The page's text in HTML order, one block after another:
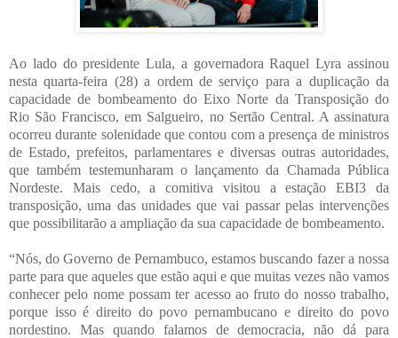
Ao lado do presidente Lula, a governadora Raquel Lyra assinou
nesta quarta-feira (28) a ordem de serviço para a duplicação da
capacidade de bombeamento do Eixo Norte da Transposição do
Rio São Francisco, em Salgueiro, no Sertão Central. A assinatura
ocorreu durante solenidade que contou com a presença de ministros
de Estado, prefeitos, parlamentares e diversas outras autoridades,
que também testemunharam o lançamento da Chamada Pública
Nordeste. Mais cedo, a comitiva visitou a estação EBI3 da
transposição, uma das unidades que vai passar pelas intervenções
que possibilitarão a ampliação da sua capacidade de bombeamento.
“Nós, do Governo de Pernambuco, estamos buscando fazer a nossa
parte para que aqueles que estão aqui e que muitas vezes não vamos
conhecer pelo nome possam ter acesso ao fruto do nosso trabalho,
porque isso é direito do povo pernambucano e direito do povo
nordestino. Mas quando falamos de democracia, não dá para